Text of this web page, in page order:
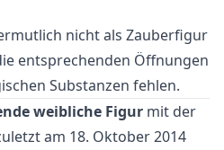
nicht als Zauberfigur
entsprechenden Öffnungen
Substanzen fehlen.
weibliche Figur mit der
am 18. Oktober 2014